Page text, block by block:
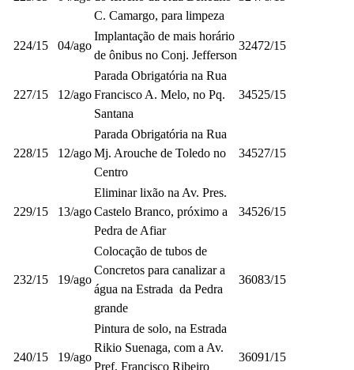
C. Camargo, para limpeza
224/15 04/ago
Implantação de mais horário
de ônibus no Conj. Jefferson
32472/15
227/15 12/ago
Parada Obrigatória na Rua
Francisco A. Melo, no Pq.
Santana
34525/15
228/15 12/ago
Parada Obrigatória na Rua
Mj. Arouche de Toledo no
Centro
34527/15
229/15 13/ago
Eliminar lixão na Av. Pres.
Castelo Branco, próximo a
Pedra de Afiar
34526/15
232/15 19/ago
Colocação de tubos de
Concretos para canalizar a
água na Estrada da Pedra
grande
36083/15
240/15 19/ago
Pintura de solo, na Estrada
Rikio Suenaga, com a Av.
Pref. Francisco Ribeiro
36091/15